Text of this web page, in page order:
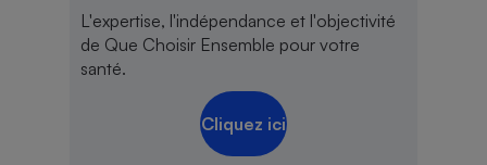
L'expertise, l'indépendance et l'objectivité
de Que Choisir Ensemble pour votre
santé.
Cliquez ici